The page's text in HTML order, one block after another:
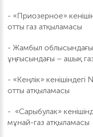
- «Приозерное»
отты газ атқыламасы
- Жамбыл облысындағы
ұңғысындағы – ашық
- «Кеңлік»
отты атқыламасы
- «Cарыбулак»
мұнай-газ атқыламасы